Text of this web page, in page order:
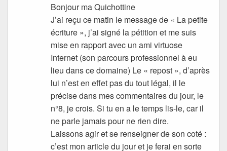
Bonjour ma Quichottine
J’ai reçu ce matin le message de « La petite
écriture », j’ai signé la pétition et me suis
mise en rapport avec un ami virtuose
Internet (son parcours professionnel à eu
lieu dans ce domaine) Le « repost », d’après
lui n’est en effet pas du tout légal, il le
précise dans mes commentaires du jour, le
n°8, je crois. Si tu en a le temps lis-le, car il
ne parle jamais pour ne rien dire.
Laissons agir et se renseigner de son coté :
c’est mon article du jour et je ferai en sorte